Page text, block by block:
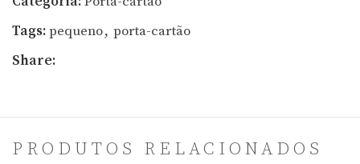
Tags:pequeno, porta-cartão
Share:
PRODUTOS RELACIONADOS